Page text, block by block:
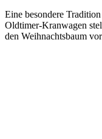
Eine besondere
Oldtimer-Kranwagen
den Weihnachtsbaum